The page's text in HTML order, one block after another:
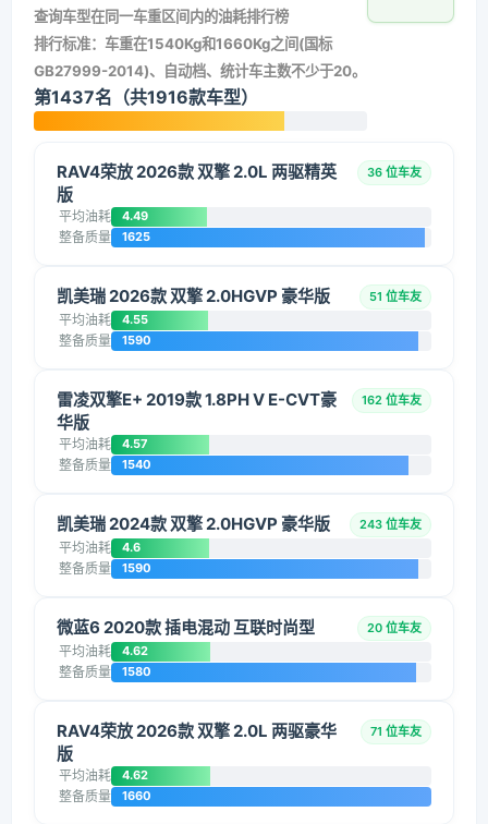
查询车型在同一车重区间内的油耗排行榜
排行标准：车重在1540Kg和1660Kg之间(国标
GB27999-2014)、自动档、统计车主数不少于20。
第1437名（共1916款车型）
RAV4荣放 2026款 双擎 2.0L 两驱精英
版
36 位车友
平均油耗 4.49
整备质量 1625
凯美瑞 2026款 双擎 2.0HGVP 豪华版 51 位车友
平均油耗 4.55
整备质量 1590
雷凌双擎E+ 2019款 1.8PH V E-CVT豪
华版
162 位车友
平均油耗 4.57
整备质量 1540
凯美瑞 2024款 双擎 2.0HGVP 豪华版 243 位车友
平均油耗 4.6
整备质量 1590
微蓝6 2020款 插电混动 互联时尚型 20 位车友
平均油耗 4.62
整备质量 1580
RAV4荣放 2026款 双擎 2.0L 两驱豪华
版
71 位车友
平均油耗 4.62
整备质量 1660